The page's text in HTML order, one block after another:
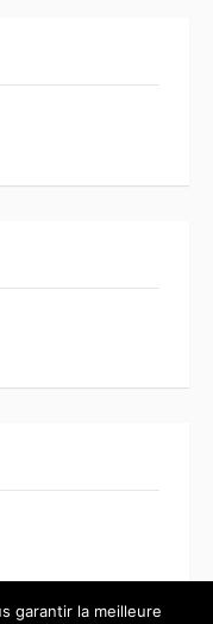
garantir la meilleure